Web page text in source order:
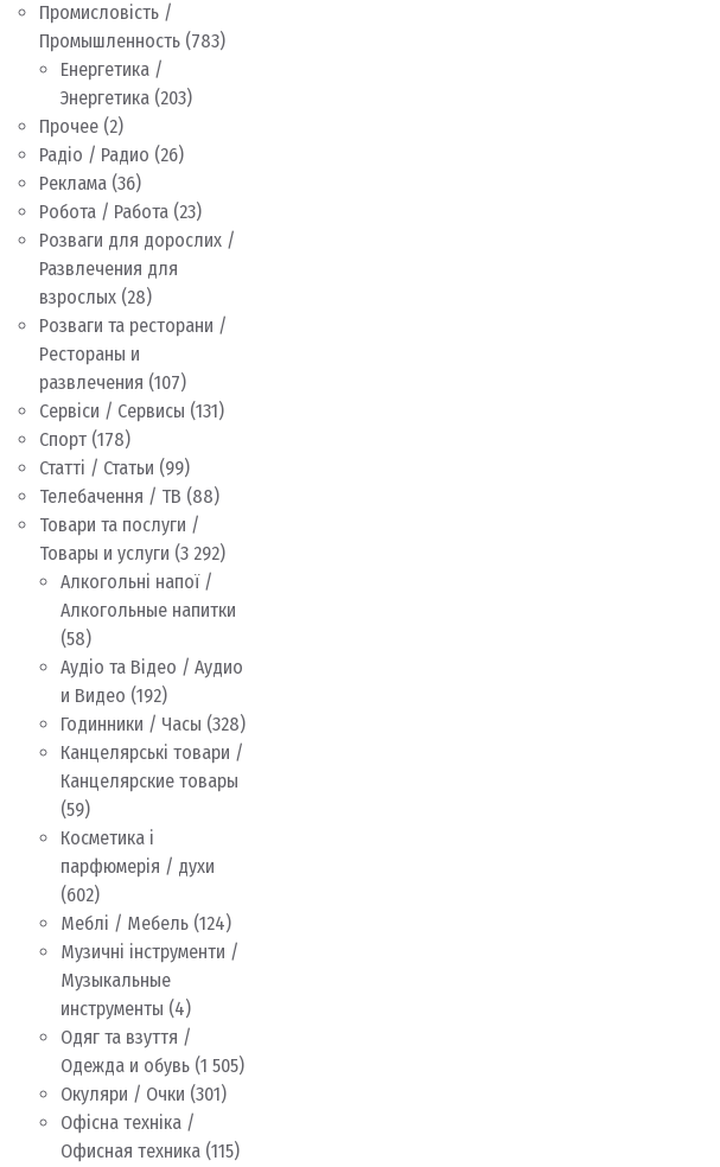
Промисловість /
Промышленность (783)
Енергетика /
Энергетика (203)
Прочее (2)
Радіо / Радио (26)
Реклама (36)
Робота / Работа (23)
Розваги для дорослих /
Развлечения для
взрослых (28)
Розваги та ресторани /
Рестораны и
развлечения (107)
Сервіси / Сервисы (131)
Спорт (178)
Статті / Статьи (99)
Телебачення / ТВ (88)
Товари та послуги /
Товары и услуги (3 292)
Алкогольні напої /
Алкогольные напитки
(58)
Аудіо та Відео / Аудио
и Видео (192)
Годинники / Часы (328)
Канцелярські товари /
Канцелярские товары
(59)
Косметика і
парфюмерія / духи
(602)
Меблі / Мебель (124)
Музичні інструменти /
Музыкальные
инструменты (4)
Одяг та взуття /
Одежда и обувь (1 505)
Окуляри / Очки (301)
Офісна техніка /
Офисная техника (115)